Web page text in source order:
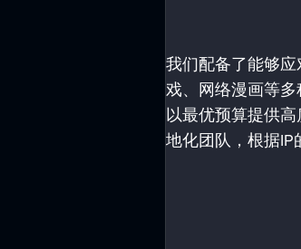
我们配备了能够
戏、网络漫画等
以最优预算提供
地化团队，根据IP